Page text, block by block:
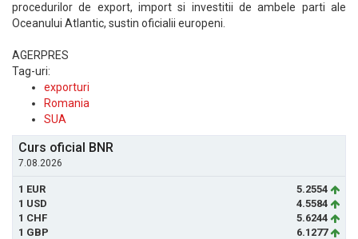
procedurilor de export, import si investitii de ambele parti ale
Oceanului Atlantic, sustin oficialii europeni.
AGERPRES
Tag-uri:
exporturi
Romania
SUA
Curs oficial BNR
7.08.2026
1 EUR
5.2554
1 USD
4.5584
1 CHF
5.6244
1 GBP
6.1277